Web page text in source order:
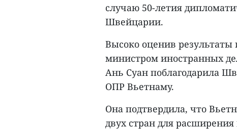
случаю 50-летия
Швейцарии.
Высоко оценив
министром иностранных
Ань Суан поблагодарила
ОПР Вьетнаму.
Она подтвердила, что
двух стран для